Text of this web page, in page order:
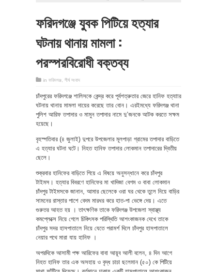
ফরিদগঞ্জে যুবক পিটিয়ে হত্যার
ঘটনায় থানায় মামলা :
পরস্পরবিরোধী বক্তব্য
in ফরিদগঞ্জ শীর্ষ সংবাদ
চাঁদপুরের ফরিদগঞ্জে শালিসকে কেন্দ্র করে পূর্বশত্রুতার জেরে হানিফ হত্যাার
ঘটনায় থানায় মামলা দায়ের করেছে তার বোন। এরইমধ্যে ফরিদগঞ্জ থানা
পুলিশ আরিফ তপাদার ও মামুন তপাদার নামে দু’জনকে আটক করতে সক্ষম
হয়েছে।
বৃহস্পতিবার (৪ জুলাই) দুপরে উপজেলার মূলপাড়া গ্রামের তপাদার বাড়িতে
এ হত্যার ঘটনা ঘটে। নিহত হানিফ তপাদার লোকমান তপাদারের দ্বিতীয়
ছেলে।
শুক্রবার হানিফের বাড়িতে গিয়ে এ বিষয়ে অনুসন্ধানে করে চাঁদপুর
টাইমস। হত্যার বিবরণে হানিফের মা খাদিজা বেগম ও বাবা লোকমান
চাঁদপুর টাইমসকে জানান, আমার ছেলেকে ওরা ঘর থেকে তুলে নিয়ে বাড়ির
সামনের রাস্তার পাশে বেদম মারধর করে হাত-পা ভেঙ্গে দেয়। এতে
গুরুতর আহত হয় । তাৎক্ষণিক তাকে ফরিদগঞ্জ উপজেলা স্বাস্থ্য
কমপ্লেক্সে নিয়ে গেলে চিকিৎসক পরিস্থিতি আশংকাজনক দেখে তাকে
চাঁদপুর সদর হাসপাতালে নিয়ে যেতে পরামর্শ দিলে চাঁদপুর হাসপাতালে
নেয়ার পথে মারা যায় হানিফ ।
অপরদিকে আসামী পক্ষ আরিফের বাবা আয়ূব আলী বলেন, ৪ দিন আগে
নিহত হানিফ তার এক অসহায় ও বৃদ্ধ চাচা ছলেমান (৫০) কে পিটিয়ে